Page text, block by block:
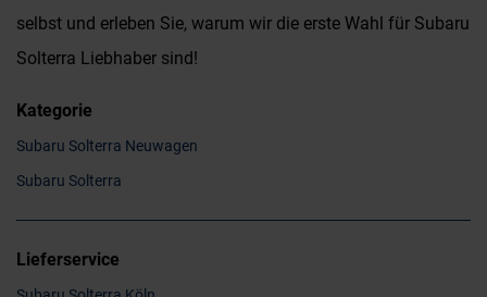
selbst und erleben Sie, warum wir die erste Wahl für Subaru
Solterra Liebhaber sind!
Kategorie
Subaru Solterra Neuwagen
Subaru Solterra
Lieferservice